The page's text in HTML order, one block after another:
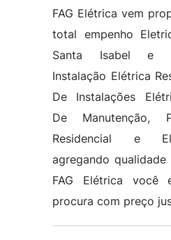
FAG Elétrica vem
total empenho
Santa Isabel e
Instalação Elétrica
De Instalações
De Manutenção,
Residencial e
agregando qualidade
FAG Elétrica você
procura com preço